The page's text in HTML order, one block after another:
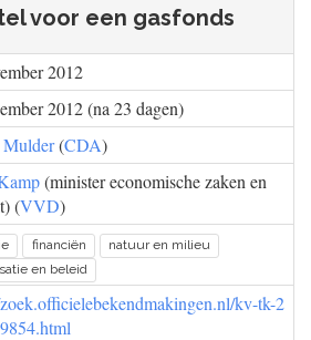
voor een gasfonds
2012
2012 (na 23 dagen)
Mulder(CDA)
(minister economische zaken en
(VVD)
financiën
natuur en milieu
en beleid
kv-tk-2